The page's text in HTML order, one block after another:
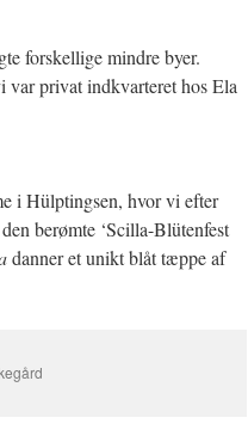
forskellige mindre byer.
var privat indkvarteret hos Ela
i Hülptingsen, hvor vi efter
berømte ‘Scilla-Blütenfest
danner et unikt blåt tæppe af